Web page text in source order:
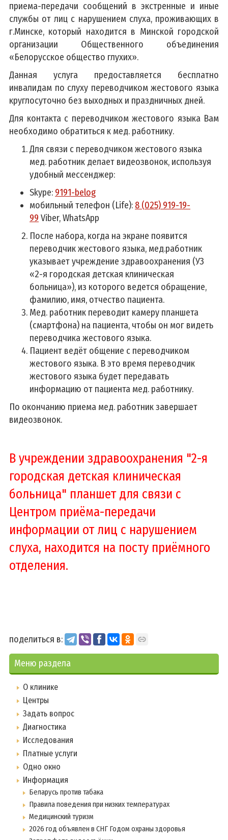
приема-передачи сообщений в экстренные и иные
службы от лиц с нарушением слуха, проживающих в
г.Минске, который находится в Минской городской
организации Общественного объединения
«Белорусское общество глухих».
Данная услуга предоставляется бесплатно
инвалидам по слуху переводчиком жестового языка
круглосуточно без выходных и праздничных дней.
Для контакта с переводчиком жестового языка Вам
необходимо обратиться к мед. работнику.
Для связи с переводчиком жестового языка
мед. работник делает видеозвонок, используя
удобный мессенджер:
Skype: 9191-belog
мобильный телефон (Life): 8 (025) 919-19-
99 Viber, WhatsApp
После набора, когда на экране появится
переводчик жестового языка, мед.работник
указывает учреждение здравоохранения (УЗ
«2-я городская детская клиническая
больница»), из которого ведется обращение,
фамилию, имя, отчество пациента.
Мед. работник переводит камеру планшета
(смартфона) на пациента, чтобы он мог видеть
переводчика жестового языка.
Пациент ведёт общение с переводчиком
жестового языка. В это время переводчик
жестового языка будет передавать
информацию от пациента мед. работнику.
По окончанию приема мед. работник завершает
видеозвонок.
В учреждении здравоохранения "2-я
городская детская клиническая
больница" планшет для связи с
Центром приёма-передачи
информации от лиц с нарушением
слуха, находится на посту приёмного
отделения.
поделиться в:
Меню раздела
О клинике
Центры
Задать вопрос
Диагностика
Исследования
Платные услуги
Одно окно
Информация
Беларусь против табака
Правила поведения при низких температурах
Медицинский туризм
2026 год объявлен в СНГ Годом охраны здоровья